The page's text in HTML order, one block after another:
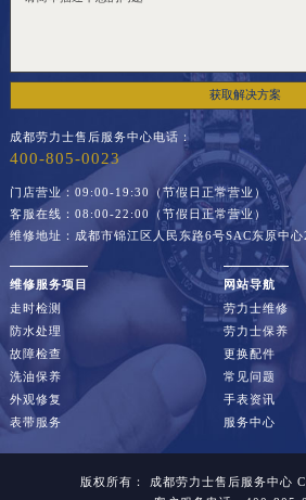
获取解决方案
成都劳力士售后服务中心电话：
400-805-0023
门店营业：09:00-19:30（节假日正常营业）
客服在线：08:00-22:00（节假日正常营业）
维修地址：成都市锦江区人民东路6号SAC东原中
维修服务项目
走时检测
防水处理
故障检查
洗油保养
外观修复
表带服务
网站导航
劳力士维修
劳力士保养
更换配件
常见问题
手表资讯
服务中心
版权所有： 成都劳力士售后服务中心